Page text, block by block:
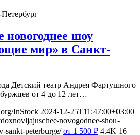
шоу
мир» в Санкт-
Детский театр Андрея Фартушного
от 4 до 12 лет…
InStock 2024-12-25T11:47:00+03:00
novogodnee-shou-
sankt-peterburge/ от 1 500 ₽ 4.4K 16